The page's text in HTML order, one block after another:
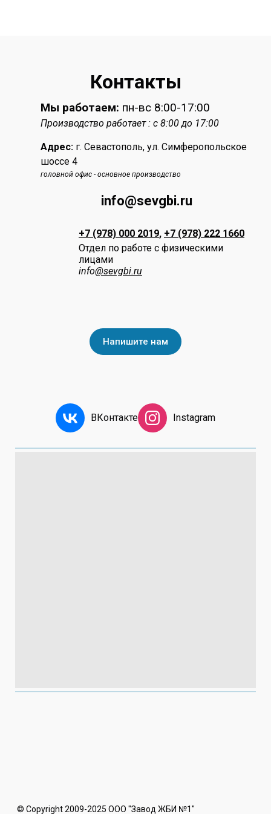
Контакты
Мы работаем: пн-вс 8:00-17:00
Производство работает : c 8:00 до 17:00
Адрес: г. Севастополь, ул. Симферопольское
шоссе 4
головной офис - основное производство
info@sevgbi.ru
+7 (978) 000 2019, +7 (978) 222 1660
Отдел по работе с физическими
лицами
info@sevgbi.ru
Напишите нам
ВКонтакте Instagram
© Copyright 2009-2025 ООО "Завод ЖБИ №1"